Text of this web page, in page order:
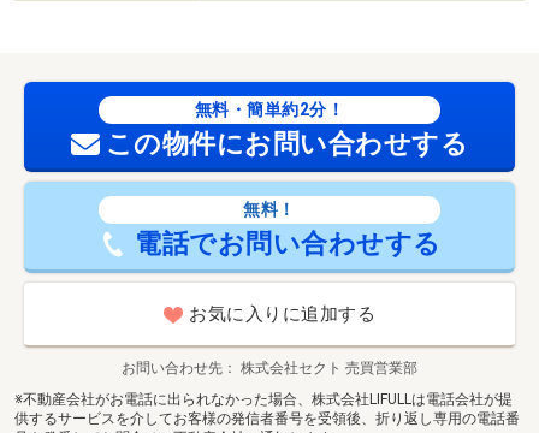
無料・簡単約2分！
この物件にお問い合わせする
無料！
電話でお問い合わせする
お気に入りに追加する
お問い合わせ先
株式会社セクト 売買営業部
※不動産会社がお電話に出られなかった場合、株式会社LIFULLは電話会社が提
供するサービスを介してお客様の発信者番号を受領後、折り返し専用の電話番